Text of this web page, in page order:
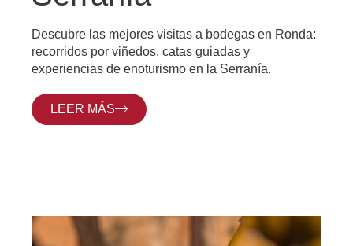
Descubre las mejores visitas a bodegas en Ronda:
recorridos por viñedos, catas guiadas y
experiencias de enoturismo en la Serranía.
LEER MÁS